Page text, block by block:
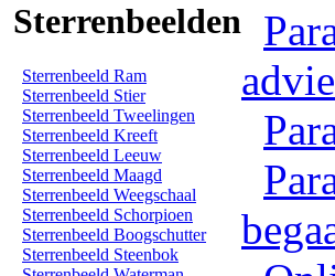
Sterrenbeelden
Sterrenbeeld Ram
Sterrenbeeld Stier
Sterrenbeeld Tweelingen
Sterrenbeeld Kreeft
Sterrenbeeld Leeuw
Sterrenbeeld Maagd
Sterrenbeeld Weegschaal
Sterrenbeeld Schorpioen
Sterrenbeeld Boogschutter
Sterrenbeeld Steenbok